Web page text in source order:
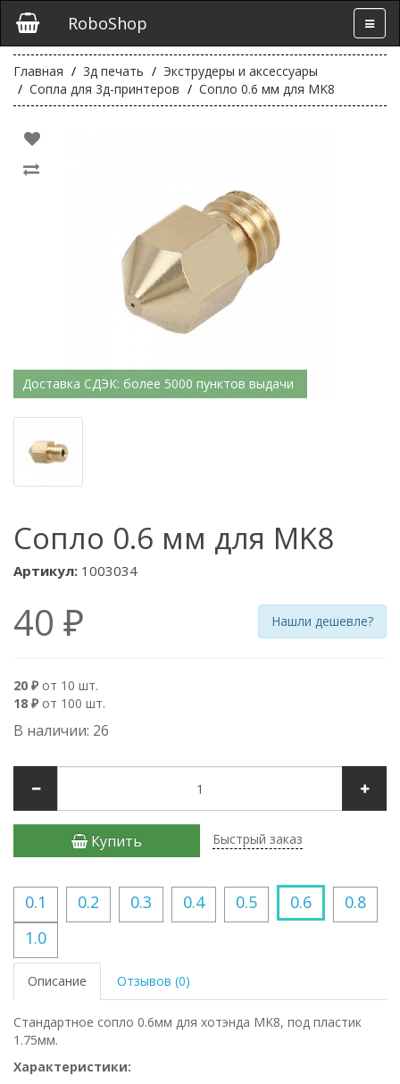
RoboShop
Главная 3д печать
Экструдеры и аксессуары
Сопла для 3д-принтеров
Сопло 0.6 мм для MK8
Доставка СДЭК: более 5000 пунктов выдачи
Сопло 0.6 мм для MK8
Артикул: 1003034
40 ₽ Нашли дешевле?
20 ₽ от 10 шт.
18 ₽ от 100 шт.
В наличии: 26
Купить Быстрый заказ
0.1 0.2 0.3 0.4 0.5 0.6
0.8
1.0
Описание Отзывов (0)
Стандартное сопло 0.6мм для хотэнда MK8, под пластик
1.75мм.
Характеристики: